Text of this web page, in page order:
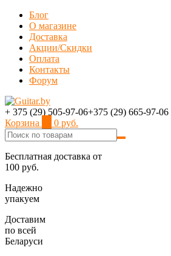
Блог
О магазине
Доставка
Акции/Скидки
Оплата
Контакты
Форум
+ 375 (29) 505-97-06+375 (29) 665-97-06
Корзина
0 руб.
Бесплатная доставка от
100 руб.
Надежно
упакуем
Доставим
по всей
Беларуси